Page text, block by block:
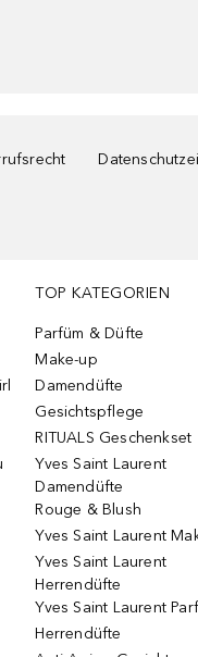
TOP KATEGORIEN
Parfüm & Düfte
Make-up
Damendüfte
Gesichtspflege
RITUALS Geschenkset
Yves Saint Laurent
Damendüfte
Rouge & Blush
Yves Saint Laurent
Yves Saint Laurent
Herrendüfte
Yves Saint Laurent
Herrendüfte